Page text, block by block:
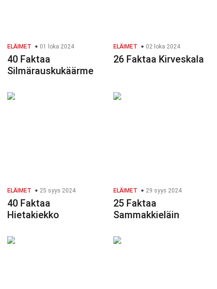
ELÄIMET 01 loka 2024
40 Faktaa
Silmärauskukäärme
ELÄIMET 02 loka 2024
26 Faktaa Kirveskala
ELÄIMET 25 syys 2024
40 Faktaa
Hietakiekko
ELÄIMET 29 syys 2024
25 Faktaa
Sammakkieläin